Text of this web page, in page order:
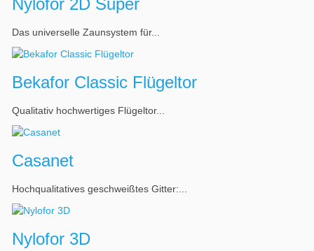
Nylofor 2D Super
Das universelle Zaunsystem für...
Bekafor Classic Flügeltor
Qualitativ hochwertiges Flügeltor...
Casanet
Hochqualitatives geschweißtes Gitter:...
Nylofor 3D